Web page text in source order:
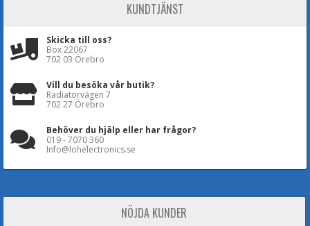
KUNDTJÄNST
Skicka till oss?
Box 22067
702 03 Örebro
Vill du besöka vår butik?
Radiatorvägen 7
702 27 Örebro
Behöver du hjälp eller har frågor?
019 - 7070 360
Info@lohelectronics.se
NÖJDA KUNDER